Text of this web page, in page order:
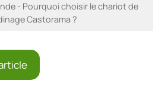
- Pourquoi choisir le chariot de
Castorama ?